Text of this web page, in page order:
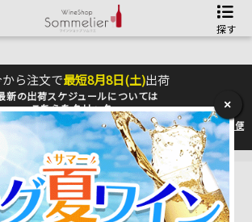
探す
ら注文で最短8月8日(土)出荷
新の出荷スケジュールについては
こちらをクリック
への配送に遅れが生じております。最新情報は佐川急便
のHP
をご確認下さい。
×